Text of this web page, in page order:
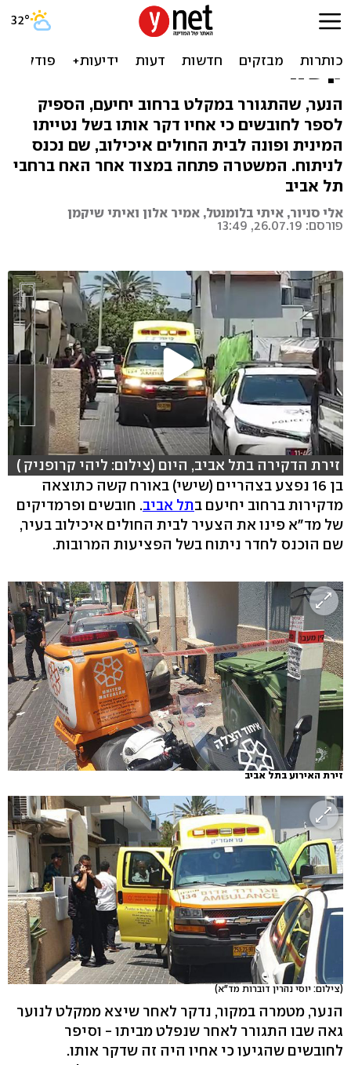
בן 16 נדקר בכניסה למקלט
לנוער גאה בתל אביב, מצבו
קשה
הנער, שהתגורר במקלט ברחוב יחיעם, הספיק
לספר לחובשים כי אחיו דקר אותו בשל נטייתו
המינית ופונה לבית החולים איכילוב, שם נכנס
לניתוח. המשטרה פתחה במצוד אחר האח ברחבי
תל אביב
אלי סניור, איתי בלומנטל, אמיר אלון ואיתי שיקמן
פורסם: 26.07.19, 13:49
זירת הדקירה בתל אביב, היום (צילום: ליהי קרופניק )
בן 16 נפצע בצהריים (שישי) באורח קשה כתוצאה
מדקירות ברחוב יחיעם בתל אביב. חובשים ופרמדיקים
של מד"א פינו את הצעיר לבית החולים איכילוב בעיר,
שם הוכנס לחדר ניתוח בשל הפציעות המרובות.
זירת האירוע בתל אביב
(צילום: יוסי נהרין דוברות מד"א)
הנער, מטמרה במקור, נדקר לאחר שיצא ממקלט לנוער
גאה שבו התגורר לאחר שנפלט מביתו - וסיפר
לחובשים שהגיעו כי אחיו היה זה שדקר אותו.